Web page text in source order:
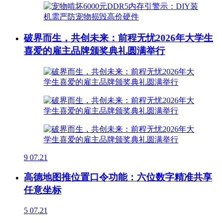
破界而生，共创未来：前程无忧2026年大学生
喜爱的雇主品牌颁奖典礼圆满举行
9 07.21
高德地图推位置口令功能：六位数字精准共享
任意坐标
5 07.21